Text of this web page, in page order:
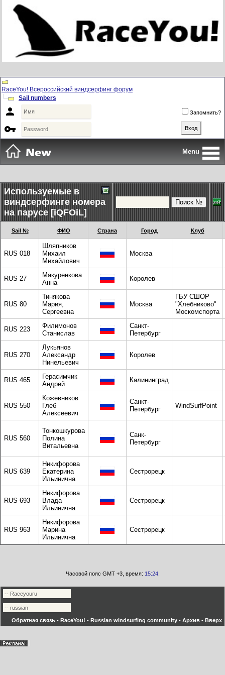
RaceYou! Всероссийский виндсерфинг форум
Sail numbers
 Запомнить?

Menu
Используемые в
виндсерфинге номера
на парусе [iQFOiL]
Sail № ФИО Страна Город Клуб
RUS 018
Шляпников
Михаил
Михайлович
Москва
RUS 27
Макуренкова
Анна
Королев
RUS 80
Тинякова
Мария,
Сергеевна
Москва
ГБУ СШОР
"Хлебниково"
Москомспорта
RUS 223
Филимонов
Станислав
Санкт-
Петербург
RUS 270
Лукьянов
Александр
Нинельевич
Королев
RUS 465
Герасимчик
Андрей
Калининград
RUS 550
Кожевников
Глеб
Алексеевич
Санкт-
Петербург
WindSurfPoint
RUS 560
Тонкошкурова
Полина
Витальевна
Санк-
Петербург
RUS 639
Никифорова
Екатерина
Ильинична
Сестрорецк
RUS 693
Никифорова
Влада
Ильинична
Сестрорецк
RUS 963
Никифорова
Марина
Ильинична
Сестрорецк
Часовой пояс GMT +3, время: 15:24.
Обратная связь - RaceYou! - Russian windsurfing community - Архив - Вверх